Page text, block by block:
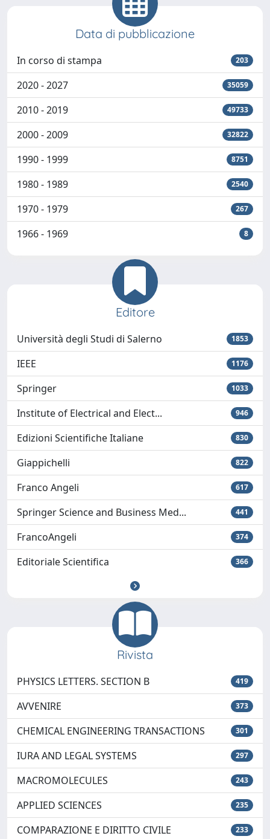
Data di pubblicazione
In corso di stampa 203
2020 - 2027 35059
2010 - 2019 49733
2000 - 2009 32822
1990 - 1999 8751
1980 - 1989 2540
1970 - 1979 267
1966 - 1969 8
Editore
Università degli Studi di Salerno 1853
IEEE 1176
Springer 1033
Institute of Electrical and Elect... 946
Edizioni Scientifiche Italiane 830
Giappichelli 822
Franco Angeli 617
Springer Science and Business Med... 441
FrancoAngeli 374
Editoriale Scientifica 366
Rivista
PHYSICS LETTERS. SECTION B 419
AVVENIRE 373
CHEMICAL ENGINEERING TRANSACTIONS 301
IURA AND LEGAL SYSTEMS 297
MACROMOLECULES 243
APPLIED SCIENCES 235
COMPARAZIONE E DIRITTO CIVILE 233